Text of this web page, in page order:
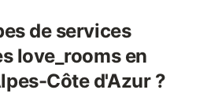
de services
love_rooms en
Côte d'Azur ?